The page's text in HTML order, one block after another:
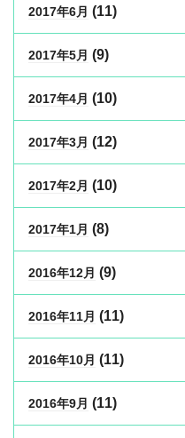
2017年6月 (11)
2017年5月 (9)
2017年4月 (10)
2017年3月 (12)
2017年2月 (10)
2017年1月 (8)
2016年12月 (9)
2016年11月 (11)
2016年10月 (11)
2016年9月 (11)